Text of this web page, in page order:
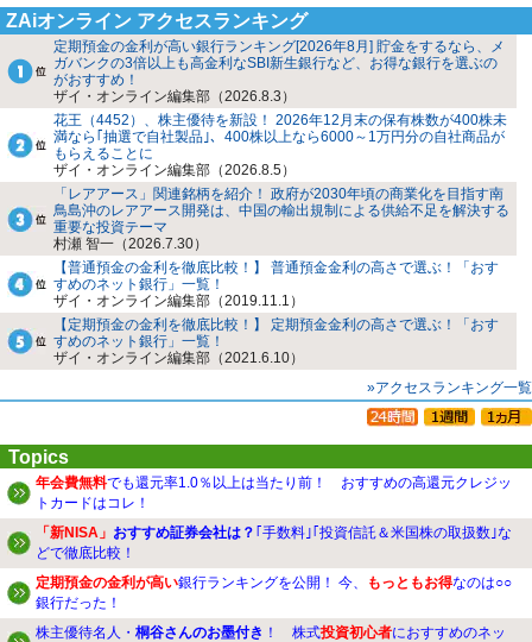
ZAiオンライン アクセスランキング
定期預金の金利が高い銀行ランキング[2026年8月] 貯金をするなら、メ
ガバンクの3倍以上も高金利なSBI新生銀行など、お得な銀行を選ぶの
がおすすめ！
ザイ・オンライン編集部（2026.8.3）
花王（4452）、株主優待を新設！ 2026年12月末の保有株数が400株未
満なら｢抽選で自社製品｣、400株以上なら6000～1万円分の自社商品が
もらえることに
ザイ・オンライン編集部（2026.8.5）
「レアアース」関連銘柄を紹介！ 政府が2030年頃の商業化を目指す南
鳥島沖のレアアース開発は、中国の輸出規制による供給不足を解決する
重要な投資テーマ
村瀬 智一（2026.7.30）
【普通預金の金利を徹底比較！】 普通預金金利の高さで選ぶ！「おす
すめのネット銀行」一覧！
ザイ・オンライン編集部（2019.11.1）
【定期預金の金利を徹底比較！】 定期預金金利の高さで選ぶ！「おす
すめのネット銀行」一覧！
ザイ・オンライン編集部（2021.6.10）
»アクセスランキング一覧
Topics
年会費無料でも還元率1.0％以上は当たり前！ おすすめの高還元クレジッ
トカードはコレ！
「新NISA」 おすすめ証券会社は？ ｢手数料｣｢投資信託＆米国株の取扱数｣な
どで徹底比較！
定期預金の金利が高い銀行ランキングを公開！ 今、 もっともお得なのは○○
銀行だった！
株主優待名人・ 桐谷さんのお墨付き ！ 株式投資初心者におすすめのネッ